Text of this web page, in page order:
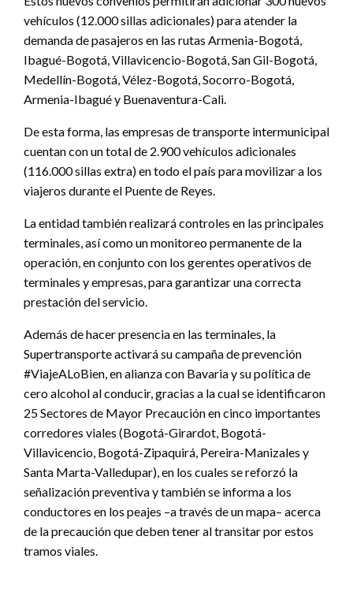
vehículos (12.000 sillas adicionales) para atender la
demanda de pasajeros en las rutas Armenia-Bogotá,
Ibagué-Bogotá, Villavicencio-Bogotá, San Gil-Bogotá,
Medellín-Bogotá, Vélez-Bogotá, Socorro-Bogotá,
Armenia-Ibagué y Buenaventura-Cali.
De esta forma, las empresas de transporte intermunicipal
cuentan con un total de 2.900 vehículos adicionales
(116.000 sillas extra) en todo el país para movilizar a los
viajeros durante el Puente de Reyes.
La entidad también realizará controles en las principales
terminales, así como un monitoreo permanente de la
operación, en conjunto con los gerentes operativos de
terminales y empresas, para garantizar una correcta
prestación del servicio.
Además de hacer presencia en las terminales, la
Supertransporte activará su campaña de prevención
#ViajeALoBien, en alianza con Bavaria y su política de
cero alcohol al conducir, gracias a la cual se identificaron
25 Sectores de Mayor Precaución en cinco importantes
corredores viales (Bogotá-Girardot, Bogotá-
Villavicencio, Bogotá-Zipaquirá, Pereira-Manizales y
Santa Marta-Valledupar), en los cuales se reforzó la
señalización preventiva y también se informa a los
conductores en los peajes –a través de un mapa– acerca
de la precaución que deben tener al transitar por estos
tramos viales.